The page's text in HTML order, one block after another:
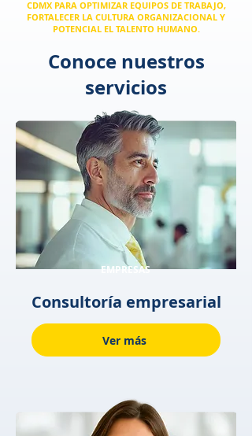
CDMX PARA OPTIMIZAR EQUIPOS DE TRABAJO,
FORTALECER LA CULTURA ORGANIZACIONAL Y
POTENCIAL EL TALENTO HUMANO.
Conoce nuestros
servicios
EMPRESAS
Consultoría empresarial
Ver más